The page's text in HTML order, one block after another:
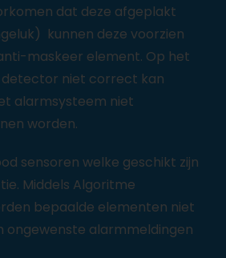
dat deze afgeplakt
kunnen deze voorzien
maskeer element. Op het
niet correct kan
alarmsysteem niet
worden.
sensoren welke geschikt zijn
Middels Algoritme
bepaalde elementen niet
alarmmeldingen